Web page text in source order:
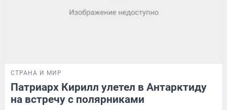
СТРАНА И МИР
Патриарх Кирилл улетел в Антарктиду
на встречу с полярниками